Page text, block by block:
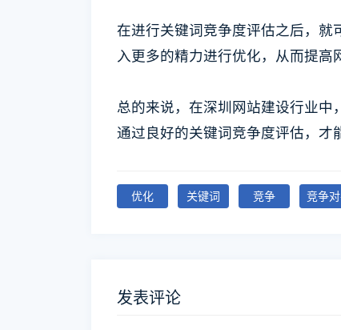
在进行关键词竞争度评估之后，
入更多的精力进行优化，从而提高
总的来说，在深圳网站建设行业中
通过良好的关键词竞争度评估，才
优化 关键词 竞争 竞争
发表评论